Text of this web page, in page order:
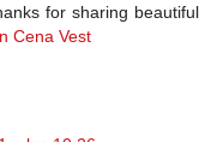
for sharing beautiful
Cena Vest